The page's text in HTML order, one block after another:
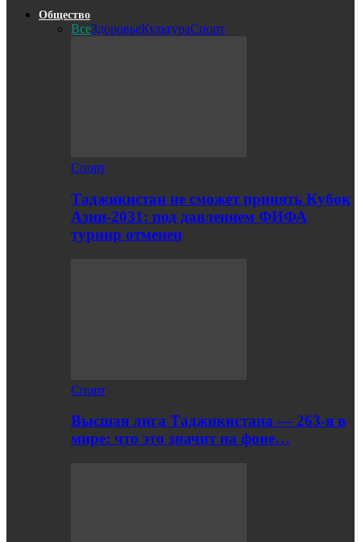
Общество
ВсеЗдоровьеКультураСпорт
Спорт
Таджикистан не сможет принять Кубок
Азии-2031: под давлением ФИФА
турнир отменен
Спорт
Высшая лига Таджикистана — 263-я в
мире: что это значит на фоне…